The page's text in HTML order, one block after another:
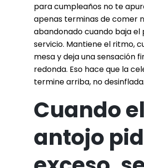
para cumpleaños no te
apenas terminas de comer
abandonado cuando baja el
servicio. Mantiene el ritmo,
mesa y deja una sensación
redonda. Eso hace que la
termine arriba, no desinflada.
Cuando el
antojo